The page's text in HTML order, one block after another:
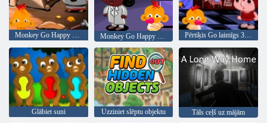
Monkey Go Happy Stage 361 Pērtiķis Go laimīgs 399. posms
Glābiet suni Uzziniet slēptu objektu Tāls ceļš uz mājām